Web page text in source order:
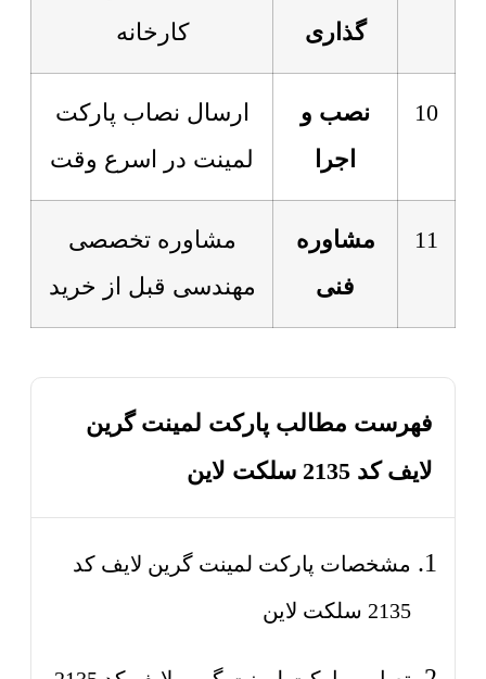
گذاری
کارخانه
10
نصب و
اجرا
ارسال نصاب پارکت
لمینت در اسرع وقت
11
مشاوره
فنی
مشاوره تخصصی
مهندسی قبل از خرید
فهرست مطالب پارکت لمینت گرین
لایف کد 2135 سلکت لاین
مشخصات پارکت لمینت گرین لایف کد
2135 سلکت لاین